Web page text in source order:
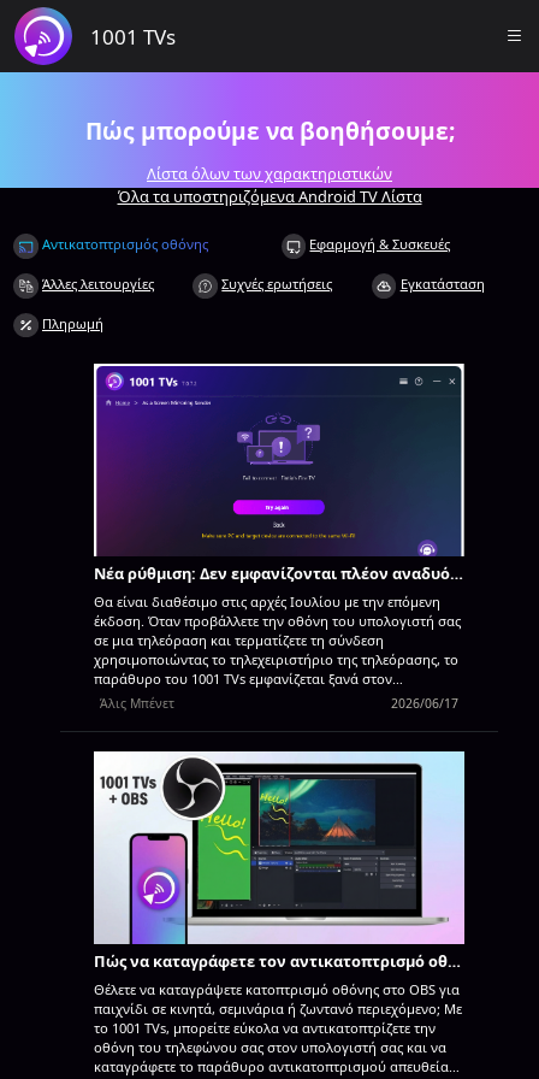
1001 TVs
Πώς μπορούμε να βοηθήσουμε;
Λίστα όλων των χαρακτηριστικών
Όλα τα υποστηριζόμενα Android TV Λίστα
Αντικατοπτρισμός οθόνης Εφαρμογή & Συσκευές
Άλλες λειτουργίες Συχνές ερωτήσεις Εγκατάσταση
Πληρωμή
Νέα ρύθμιση: Δεν εμφανίζονται πλέον αναδυόμενα παράθυρα όταν τελειώνει η αναπαραγωγή οθόνης
Θα είναι διαθέσιμο στις αρχές Ιουλίου με την επόμενη
έκδοση. Όταν προβάλλετε την οθόνη του υπολογιστή σας
σε μια τηλεόραση και τερματίζετε τη σύνδεση
χρησιμοποιώντας το τηλεχειριστήριο της τηλεόρασης, το
παράθυρο του 1001 TVs εμφανίζεται ξανά στον
υπολογιστή σας με ένα μήνυμα σφάλματος "Αποτυχία
σύνδεση. Αυτό διακόπτει ό,τι κάνετε στον υπολογιστή
σας, χωρίς κανένα βάσιμο λόγο. Με την τελευταία
ενημέρωση του 1001 TVs, αυτό δεν αποτελεί πλέον
πρόβλημα. Απλώς ενεργοποιήστε τη νέα ρύθμιση και
είστε έτοιμοι. 1. Εγκαταστήστε την τελευταία έκδοση του
1001 TVs στον υπολογιστή σας με Windows.
για υπολογιστή: Λήψη από το Microsoft Store. Για
λεπτομερείς οδηγίες, ανατρέξτε στον Οδηγό
εγκατάστασης για υπολογιστή. 2. Μεταβείτε στις
Ρυθμίσεις > Βασικές > και ενεργοποιήστε την επιλογή "Να
μην επαναφέρεται το παράθυρο από τη γραμμή εργασιών
όταν χάνεται η σύνδεση". (Αυτή η επιλογή είναι
απενεργοποιημένη…
Άλις Μπένετ 2026/06/17
Πώς να καταγράφετε τον αντικατοπτρισμό οθόνης στο OBS (Android & iPhone)
Θέλετε να καταγράψετε κατοπτρισμό οθόνης στο OBS για
παιχνίδι σε κινητά, σεμινάρια ή ζωντανό περιεχόμενο; Με
το 1001 TVs, μπορείτε εύκολα να αντικατοπτρίζετε την
οθόνη του τηλεφώνου σας στον υπολογιστή σας και να
καταγράφετε το παράθυρο αντικατοπτρισμού απευθείας